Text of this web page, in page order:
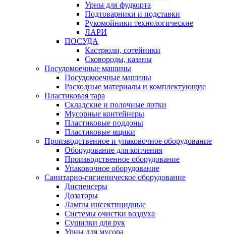
Урны для фудкорта
Подтоварники и подставки
Рукомойники технологические
ЛАРИ
ПОСУДА
Кастрюли, сотейники
Сковороды, казаны
Посудомоечные машины
Посудомоечные машины
Расходные материалы и комплектующие
Пластиковая тара
Складские и полочные лотки
Мусорные контейнеры
Пластиковые поддоны
Пластиковые ящики
Производственное и упаковочное оборудование
Оборудование для копчения
Производственное оборудование
Упаковочное оборудование
Санитарно-гигиеническое оборудование
Диспенсеры
Дозаторы
Лампы инсектицидные
Системы очистки воздуха
Сушилки для рук
Урны для мусора